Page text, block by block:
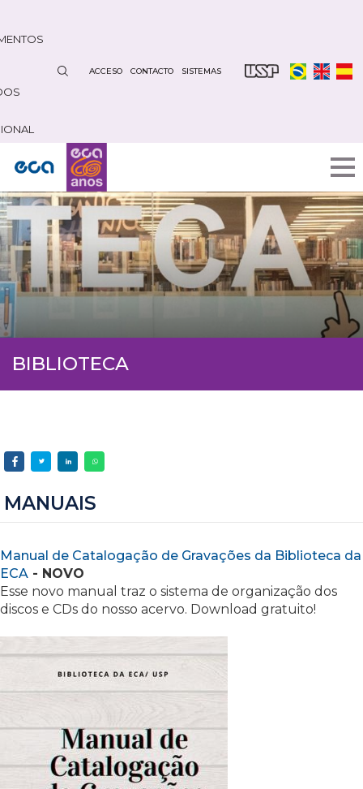
contenido
ACCESO CONTACTO SISTEMAS
BIBLIOTECA
MANUAIS
Manual de Catalogação de Gravações da Biblioteca da
ECA - NOVO
Esse novo manual traz o sistema de organização dos
discos e CDs do nosso acervo. Download gratuito!